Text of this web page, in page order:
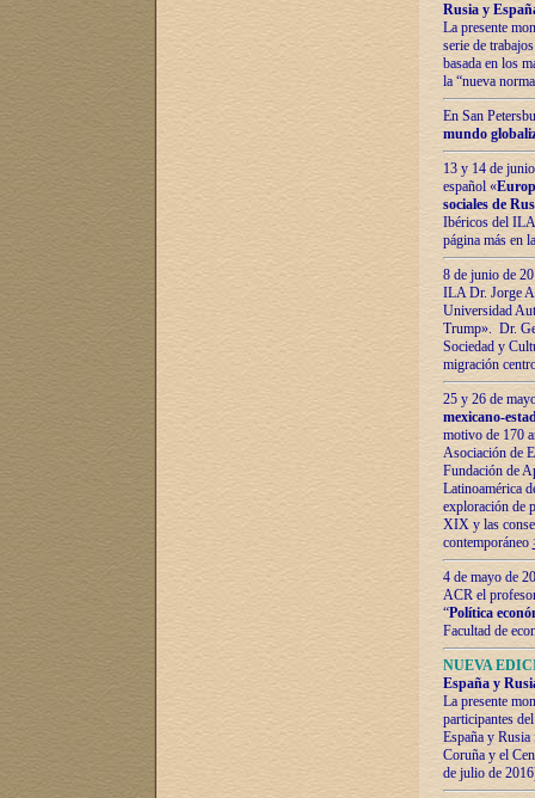
Rusia y
La presente
serie de
basada en los
la “nueva
En San
mundo
13 y 14 de
español «
sociales de
Ibéricos del ILA
página más en
8 de junio de
ILA Dr. Jorge
Universidad
Trump». Dr.
Sociedad y
migración
25 y 26 de
mexicano-
motivo de 170
Asociación de
Fundación de
Latinoamérica
exploración de
XIX y las
contemporáneo
4 de mayo de
ACR el
“Política
Facultad de
NUEVA
España y
La presente
participantes
España y
Coruña y el
de julio de